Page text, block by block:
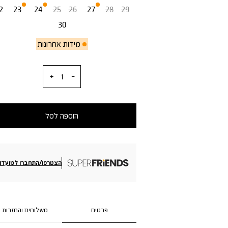
23
מידות אחרונות
24 25 26 27 28
29
30
הוספה לסל
הצטרפו/התחברו
פרטים משלוחים והחזרות